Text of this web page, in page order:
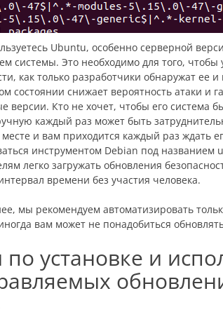
Ubuntu, особенно серверной
системы. Это необходимо для того, чтобы
как только разработчики обнаружат
состоянии снижает вероятность атаки и
версии. Кто не хочет, чтобы его система
каждый раз может быть
и вам приходится каждый раз ждать
инструментом Debian под
легко загружать обновления
времени без участия человека.
мы рекомендуем автоматизировать
вам может не понадобиться
установке и